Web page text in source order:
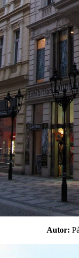
Autor: